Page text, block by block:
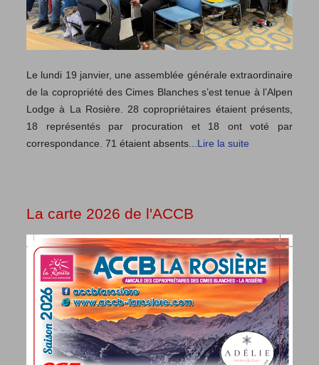
Le lundi 19 janvier, une assemblée générale extraordinaire
de la copropriété des Cimes Blanches s’est tenue à l’Alpen
Lodge à La Rosière. 28 copropriétaires étaient présents,
18 représentés par procuration et 18 ont voté par
correspondance. 71 étaient absents...Lire la suite
La carte 2026 de l'ACCB